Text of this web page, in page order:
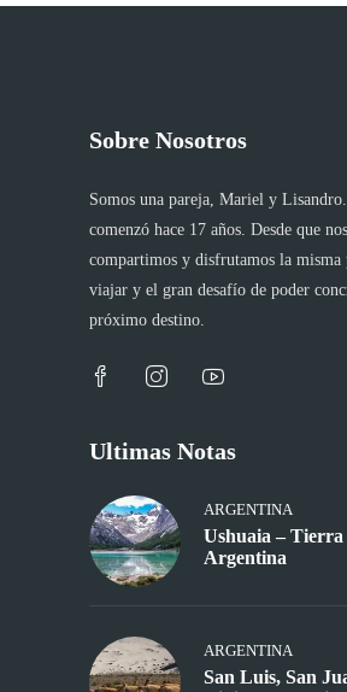
Sobre Nosotros
Somos una pareja, Mariel y
comenzó hace 17 años. Desde que
compartimos y disfrutamos la misma
viajar y el gran desafío de poder
próximo destino.
Ultimas Notas
ARGENTINA
Ushuaia – Tierra
Argentina
ARGENTINA
San Luis, San